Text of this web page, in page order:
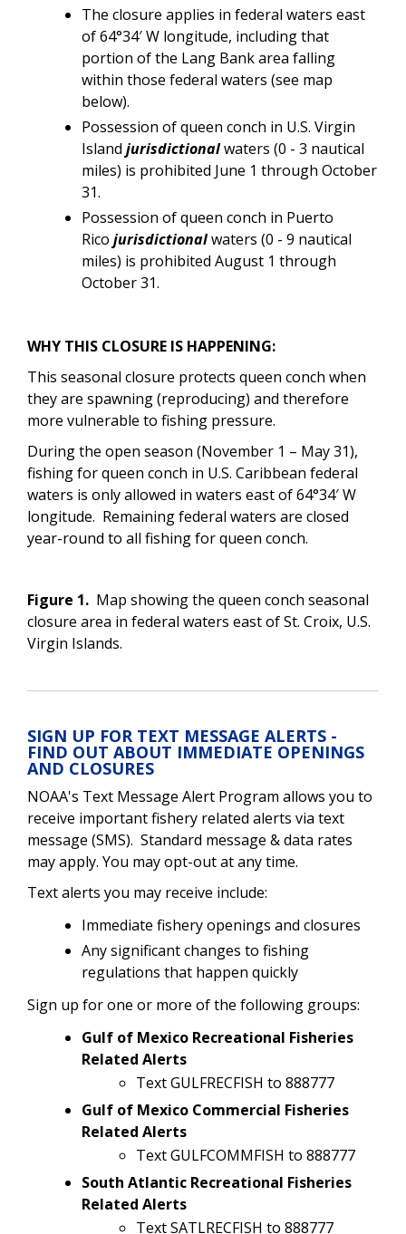
The closure applies in federal waters east
of 64°34′ W longitude, including that
portion of the Lang Bank area falling
within those federal waters (see map
below).
Possession of queen conch in U.S. Virgin
Island jurisdictionalwaters (0 - 3 nautical
miles) is prohibited June 1 through October
31.
Possession of queen conch in Puerto
Rico jurisdictionalwaters (0 - 9 nautical
miles) is prohibited August 1 through
October 31.
WHY THIS CLOSURE IS HAPPENING:
This seasonal closure protects queen conch when
they are spawning (reproducing) and therefore
more vulnerable to fishing pressure.
During the open season (November 1 – May 31),
fishing for queen conch in U.S. Caribbean federal
waters is only allowed in waters east of 64°34′ W
longitude. Remaining federal waters are closed
year-round to all fishing for queen conch.
Figure 1. Map showing the queen conch seasonal
closure area in federal waters east of St. Croix, U.S.
Virgin Islands.
SIGN UP FOR TEXT MESSAGE ALERTS -
FIND OUT ABOUT IMMEDIATE OPENINGS
AND CLOSURES
NOAA's Text Message Alert Program allows you to
receive important fishery related alerts via text
message (SMS). Standard message & data rates
may apply. You may opt-out at any time.
Text alerts you may receive include:
Immediate fishery openings and closures
Any significant changes to fishing
regulations that happen quickly
Sign up for one or more of the following groups:
Gulf of Mexico Recreational Fisheries
Related Alerts
Text GULFRECFISH to 888777
Gulf of Mexico Commercial Fisheries
Related Alerts
Text GULFCOMMFISH to 888777
South Atlantic Recreational Fisheries
Related Alerts
Text SATLRECFISH to 888777